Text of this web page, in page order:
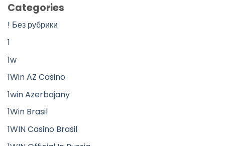
Categories
! Без рубрики
1
1w
1Win AZ Casino
1win Azerbajany
1Win Brasil
1WIN Casino Brasil